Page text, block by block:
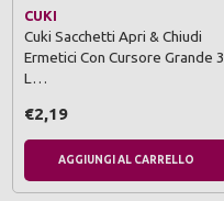
CUKI
Cuki Sacchetti Apri & Chiudi
Ermetici Con Cursore Grande 3
L…
€2,19
AGGIUNGI AL CARRELLO